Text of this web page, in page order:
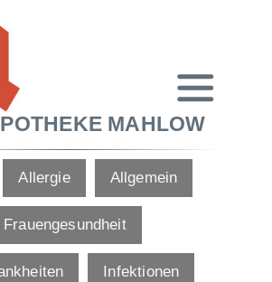
MAHLOW
Allergie Allgemein
Frauengesundheit
Infektionen